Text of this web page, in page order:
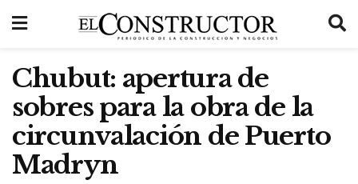
Chubut: apertura de
sobres para la obra de la
circunvalación de Puerto
Madryn